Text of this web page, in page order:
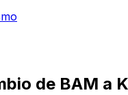
de BAM a